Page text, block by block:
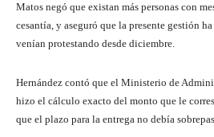
Matos negó que existan más personas con
cesantía, y aseguró que la presente gestión
venían protestando desde diciembre.
Hernández contó que el Ministerio de
hizo el cálculo exacto del monto que le
que el plazo para la entrega no debía